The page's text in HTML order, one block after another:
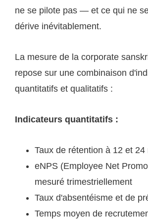
ne se pilote pas — et ce qui ne
dérive inévitablement.
La mesure de la corporate
repose sur une combinaison
quantitatifs et qualitatifs :
Indicateurs quantitatifs :
Taux de rétention à 12 et 24
eNPS (Employee Net
mesuré trimestriellement
Taux d'absentéisme et de
Temps moyen de